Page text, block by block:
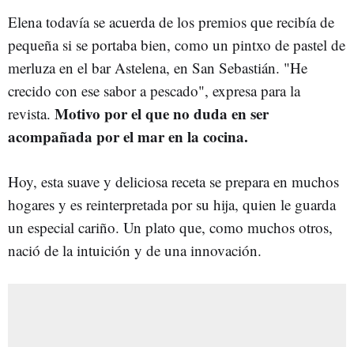
Elena todavía se acuerda de los premios que recibía de
pequeña si se portaba bien, como un pintxo de pastel de
merluza en el bar Astelena, en San Sebastián. "He
crecido con ese sabor a pescado", expresa para la
revista. Motivo por el que no duda en ser
acompañada por el mar en la cocina.
Hoy, esta suave y deliciosa receta se prepara en muchos
hogares y es reinterpretada por su hija, quien le guarda
un especial cariño. Un plato que, como muchos otros,
nació de la intuición y de una innovación.